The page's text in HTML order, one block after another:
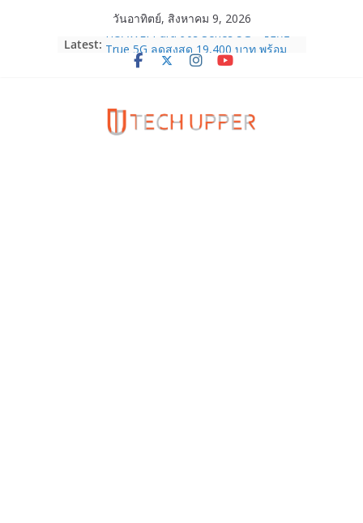
วันอาทิตย์, สิงหาคม 9, 2026
Latest: HUAWEI Pura 90s Series 5G+ ซื้อกับ
True 5G ลดสูงสุด 19,400 บาท พร้อม
TrueVisions ชวนคนไทยส่งใจเชียร์
“เนเน่ รอยัล” บนเวทีโลก ร่วมลุ้นทุก